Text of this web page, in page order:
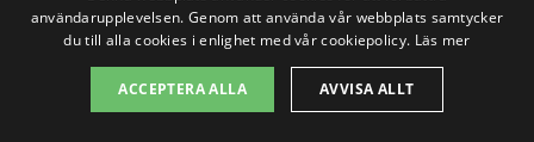
glasmästare i andra
städer nära Aplared
användarupplevelsen. Genom att använda vår webbplats samtycker
du till alla cookies i enlighet med vår cookiepolicy. Läs mer
ACCEPTERA ALLA AVVISA ALLT